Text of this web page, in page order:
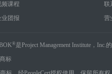
频课程
业团报
联
营
®是Project Management Institute，Inc.的
标